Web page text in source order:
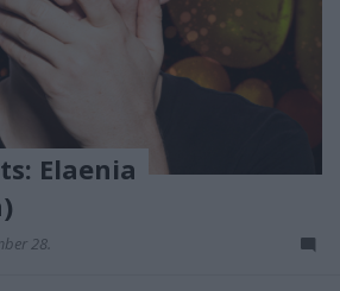
Elaenia
28.